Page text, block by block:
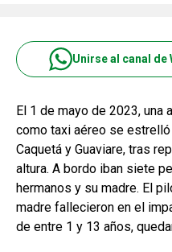
Unirse al canal de
El 1 de mayo de 2023, una
como taxi aéreo se
Caquetá y Guaviare, tras
altura. A bordo iban siete
hermanos y su madre. El
madre fallecieron en el
de entre 1 y 13 años,